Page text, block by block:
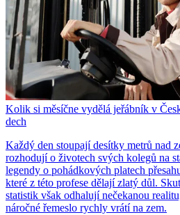
Kolik si měsíčne vydělá jeřábník v
dech
Každý den stoupají desítky metrů nad
rozhodují o životech svých kolegů na
legendy o pohádkových platech
které z této profese dělají zlatý důl.
statistik však odhalují nečekanou
náročné řemeslo rychly vrátí na zem.